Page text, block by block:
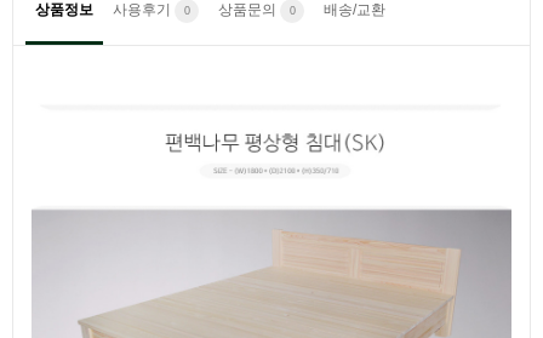
상품정보 사용후기 0 상품문의 0 배송/교환